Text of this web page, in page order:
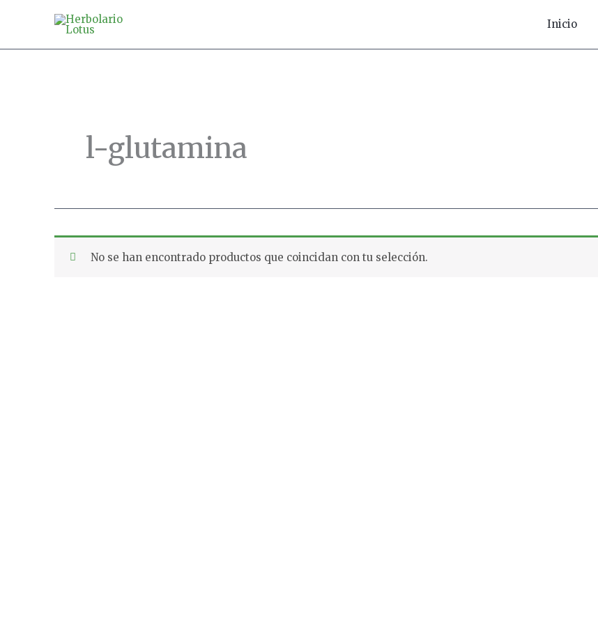
contenido
Inicio
l-glutamina
No se han encontrado productos que coincidan con tu selección.